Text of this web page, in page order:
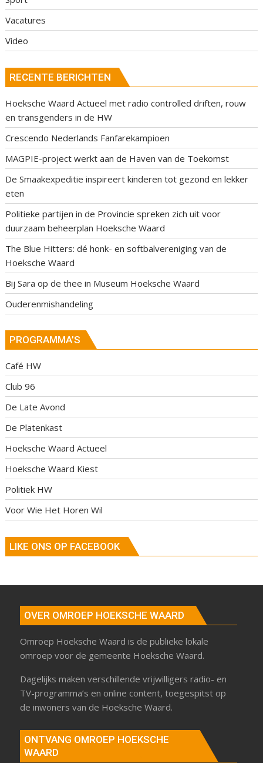
Vacatures
Video
RECENTE BERICHTEN
Hoeksche Waard Actueel met radio controlled driften, rouw
en transgenders in de HW
Crescendo Nederlands Fanfarekampioen
MAGPIE-project werkt aan de Haven van de Toekomst
De Smaakexpeditie inspireert kinderen tot gezond en lekker
eten
Politieke partijen in de Provincie spreken zich uit voor
duurzaam beheerplan Hoeksche Waard
The Blue Hitters: dé honk- en softbalvereniging van de
Hoeksche Waard
Bij Sara op de thee in Museum Hoeksche Waard
Ouderenmishandeling
PROGRAMMA’S
Café HW
Club 96
De Late Avond
De Platenkast
Hoeksche Waard Actueel
Hoeksche Waard Kiest
Politiek HW
Voor Wie Het Horen Wil
LIKE ONS OP FACEBOOK
OVER OMROEP HOEKSCHE WAARD
Omroep Hoeksche Waard is de publieke lokale
omroep voor de gemeente Hoeksche Waard.
Dagelijks maken verschillende vrijwilligers radio- en
TV-programma’s en online content, toegespitst op
de inwoners van de Hoeksche Waard.
ONTVANG OMROEP HOEKSCHE
WAARD